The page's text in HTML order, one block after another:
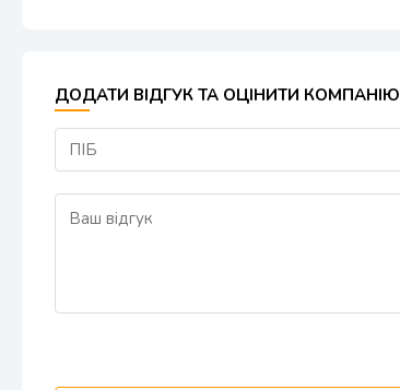
ДОДАТИ ВІДГУК ТА ОЦІНИТИ КОМПАНІЮ